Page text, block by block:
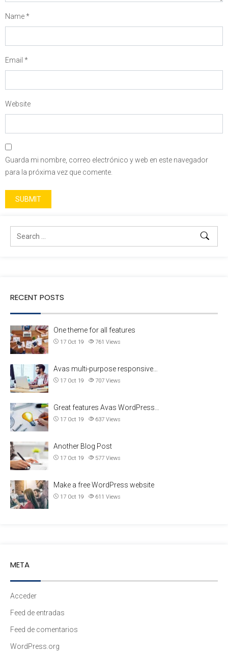
Name*
Email *
Website
Guarda mi nombre, correo electrónico y web en este navegador
para la próxima vez que comente.
RECENT POSTS
One theme for all features
17 Oct 19 761 Views
Avas multi-purpose responsive…
17 Oct 19 707 Views
Great features Avas WordPress…
17 Oct 19 637 Views
Another Blog Post
17 Oct 19 577 Views
Make a free WordPress website
17 Oct 19 611 Views
META
Acceder
Feed de entradas
Feed de comentarios
WordPress.org